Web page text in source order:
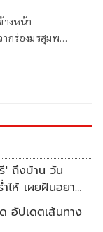
างหน้า
กร่องมรสุมพาด
ไห้ เผยฝันอยาก
อัปเดตเส้นทาง